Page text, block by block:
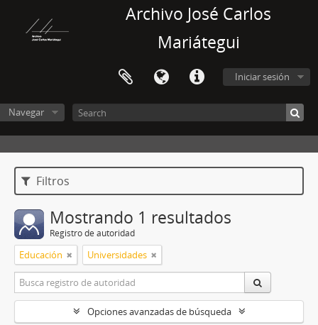
Archivo José Carlos
Mariátegui
Iniciar sesión
Navegar
Filtros
Mostrando 1 resultados
Registro de autoridad
Educación Universidades
Opciones avanzadas de búsqueda